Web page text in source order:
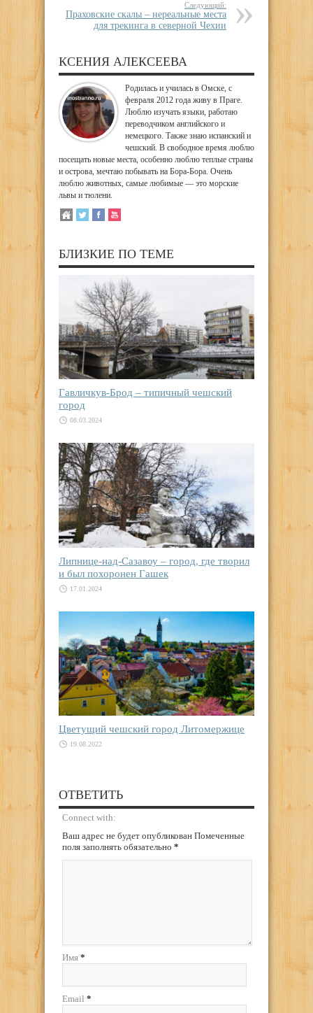
Следующий:
Праховские скалы – нереальные места
для трекинга в северной Чехии
КСЕНИЯ АЛЕКСЕЕВА
Родилась и училась в Омске, с
февраля 2012 года живу в Праге.
Люблю изучать языки, работаю
переводчиком английского и
немецкого. Также знаю испанский и
чешский. В свободное время люблю
посещать новые места, особенно люблю теплые страны
и острова, мечтаю побывать на Бора-Бора. Очень
люблю животных, самые любимые — это морские
львы и тюлени.
БЛИЗКИЕ ПО ТЕМЕ
Гавличкув-Брод – типичный чешский
город
08.03.2024
Липнице-над-Сазавоу – город, где творил
и был похоронен Гашек
17.01.2024
Цветущий чешский город Литомержице
19.08.2022
ОТВЕТИТЬ
Connect with:
Ваш адрес не будет опубликован Помеченные
поля заполнять обязательно *
Имя *
Email *